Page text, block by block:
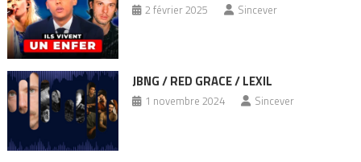
2 février 2025 Sincever
JBNG / RED GRACE / LEXIL
1 novembre 2024 Sincever